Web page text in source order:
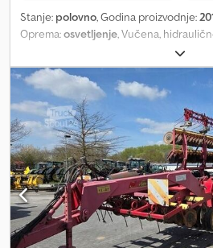
Stanje: polovno, Godina proizvodnje:
Oprema:osvetljenje, Vučena,
kamena, potporna noga/točak,
praćenje. Čelični valjak „Steel-Runner-
renoviran, novi diskovi, renovirano
diskova renoviran, lokacija: kod